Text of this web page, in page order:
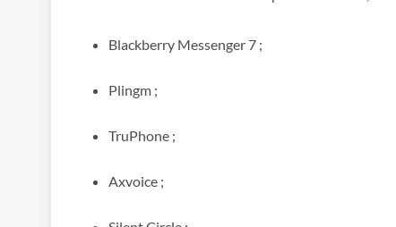
Blackberry Messenger 7 ;
Plingm ;
TruPhone ;
Axvoice ;